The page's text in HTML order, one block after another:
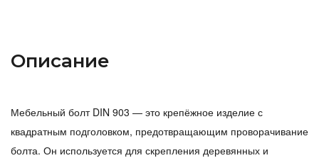
Описание
Мебельный болт DIN 903 — это крепёжное изделие с
квадратным подголовком, предотвращающим проворачивание
болта. Он используется для скрепления деревянных и